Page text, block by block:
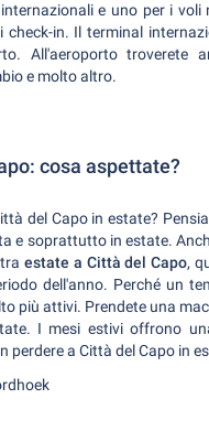
e uno per i voli
in. Il terminal
All'aeroporto troverete
e molto altro.
cosa aspettate?
del Capo in estate?
e soprattutto in estate.
estate a Città del Capo,
dell'anno. Perché un
più attivi. Prendete una
I mesi estivi offrono
perdere a Città del Capo in